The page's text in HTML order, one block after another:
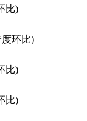
比)
环比)
比)
比)